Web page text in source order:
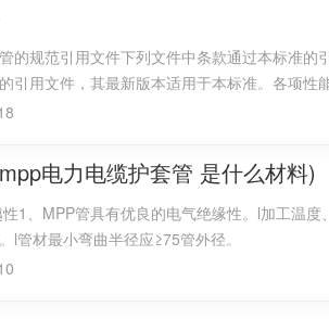
能优良，适用于工业污水排放及输送。
堵塞，养护工作量少。
有自熄性。
受温度影响变形量小。导热系数和
方法简单，操作方便，安装工效高。
的规范引用文件下列文件中条款通过本标准的
引用文件，其最新版本适用于本标准。各项性
求；5、有一定的柔性。
电力电缆护套管 是什么材料)
1、MPP管具有优良的电气绝缘性。l加工温度
l管材最小弯曲半径应≥75管外径。